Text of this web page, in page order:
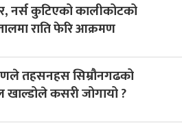
नर्स कुटिएको कालीकोटको
राति फेरि आक्रमण
तहसनहस सिम्रौनगढको
खाल्डोले कसरी जोगायो ?